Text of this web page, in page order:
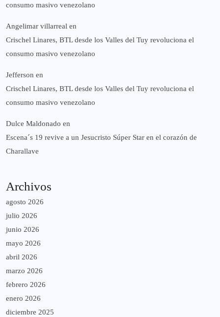
consumo masivo venezolano
Angelimar villarreal en
Crischel Linares, BTL desde los Valles del Tuy revoluciona el
consumo masivo venezolano
Jefferson en
Crischel Linares, BTL desde los Valles del Tuy revoluciona el
consumo masivo venezolano
Dulce Maldonado en
Escena´s 19 revive a un Jesucristo Súper Star en el corazón de
Charallave
Archivos
agosto 2026
julio 2026
junio 2026
mayo 2026
abril 2026
marzo 2026
febrero 2026
enero 2026
diciembre 2025